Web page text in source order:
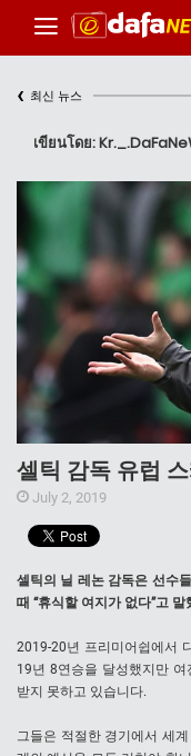
‹ 최신 뉴스
เขียนโดย:
셀틱 감독 유럽
July 2, 2019
셀틱의 닐 레논 감독은 선수
때 “휴식할 여지가 없다”고 말
2019-20년 프리미어쉽에서
19년 8연승을 달성했지만
받지 못하고 있습니다.
그들은 적절한 경기에서 세